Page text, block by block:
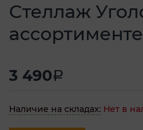
Стеллаж
3 490a
Наличие на складах: Нет в